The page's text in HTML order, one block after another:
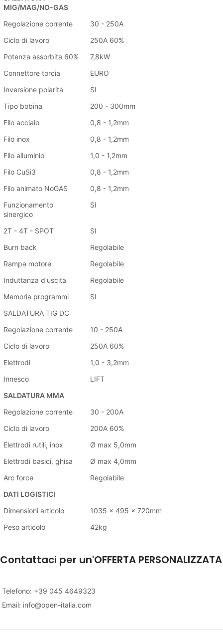
MIG/MAG/NO-GAS
Regolazione corrente
30 - 250A
Ciclo di lavoro
250A 60%
Potenza assorbita 60%
7,8kW
Connettore torcia
EURO
Inversione polarità
SI
Tipo bobina
200 - 300mm
Filo acciaio
0,8 - 1,2mm
Filo inox
0,8 - 1,2mm
Filo alluminio
1,0 - 1,2mm
Filo CuSi3
0,8 - 1,2mm
Filo animato NoGAS
0,8 - 1,2mm
Funzionamento
sinergico
SI
2T - 4T - SPOT
SI
Burn back
Regolabile
Rampa motore
Regolabile
Induttanza d'uscita
Regolabile
Memoria programmi
SI
SALDATURA TIG DC
Regolazione corrente
10 - 250A
Ciclo di lavoro
250A 60%
Elettrodi
1,0 - 3,2mm
Innesco
LIFT
SALDATURA MMA
Regolazione corrente
30 - 200A
Ciclo di lavoro
200A 60%
Elettrodi rutili, inox
Ø max 5,0mm
Elettrodi basici, ghisa
Ø max 4,0mm
Arc force
Regolabile
DATI LOGISTICI
Dimensioni articolo
1035 x 495 x 720mm
Peso articolo
42kg
Contattaci per un'OFFERTA PERSONALIZZATA
Telefono: +39 045 4649323
Email: info@open-italia.com